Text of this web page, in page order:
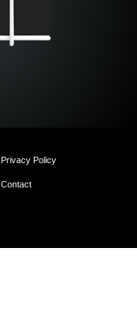
Privacy Policy
Contact